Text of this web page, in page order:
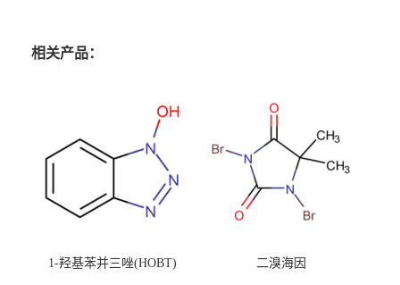
相关产品：
1-羟基苯并三唑(HOBT) 二溴海因